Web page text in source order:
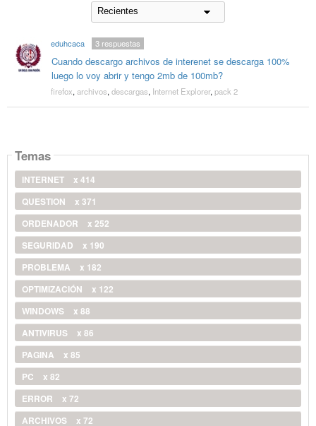
eduhcaca
Cuando descargo archivos de interenet se descarga 100%
luego lo voy abrir y tengo 2mb de 100mb?
3respuestas
firefox,archivos,descargas, Internet Explorer,pack 2
Temas
INTERNET
x 414
QUESTION
x 371
ORDENADOR
x 252
SEGURIDAD
x 190
PROBLEMA
x 182
OPTIMIZACIÓN
x 122
WINDOWS
x 88
ANTIVIRUS
x 86
PAGINA
x 85
PC
x 82
ERROR
x 72
ARCHIVOS
x 72